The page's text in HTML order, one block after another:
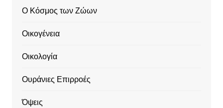
Ο Κόσμος των Ζώων
Οικογένεια
Οικολογία
Ουράνιες Επιρροές
Όψεις